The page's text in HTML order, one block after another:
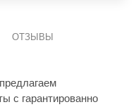
ОТЗЫВЫ
с гарантированно